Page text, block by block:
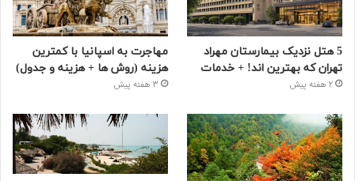
5 هتل نزدیک بیمارستان مهراد
تهران که بهترین‌ اند! + خدمات
2 هفته پیش
مهاجرت به اسپانیا با کمترین
هزینه (روش ها + هزینه و جدول)
3 هفته پیش